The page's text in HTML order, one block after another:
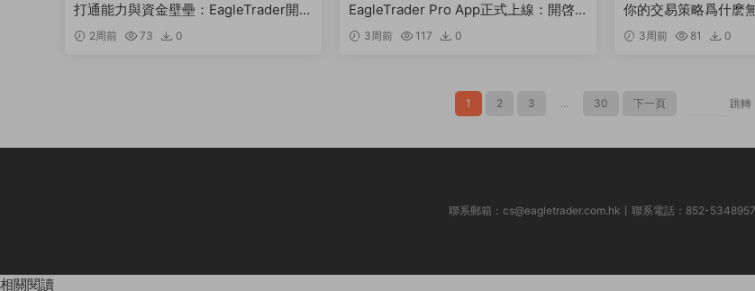
打通能力與資金壁壘：EagleTrader開辟
自營交易發展新路徑
2周前 73 0
EagleTrader Pro App正式上線：開啓
移動交易新方式
3周前 117 0
你的交易策略爲什麽
規模可能是關鍵因素
3周前 81 0
1 2 3 ... 30 下一頁 跳轉
聯系郵箱： cs@eagletrader.com.hk 丨聯系電話：852-
相關閱讀